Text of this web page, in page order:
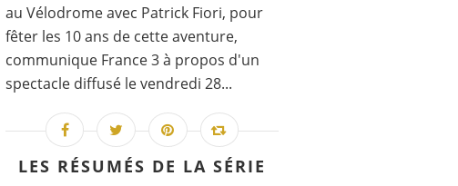
au Vélodrome avec Patrick Fiori, pour
fêter les 10 ans de cette aventure,
communique France 3 à propos d'un
spectacle diffusé le vendredi 28...
LES RÉSUMÉS DE LA SÉRIE